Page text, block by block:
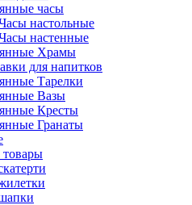
часы
настольные
настенные
Храмы
для напитков
Тарелки
Вазы
Кресты
Гранаты
товары